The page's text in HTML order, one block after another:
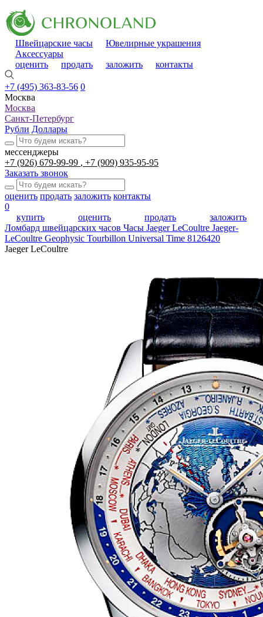
Швейцарские часы
Ювелирные украшения
Аксессуары
оценить
продать заложить контакты
+7 (495) 363-83-56 0
Москва
Москва
Санкт-Петербург
Рубли Доллары
мессенджеры
+7 (926) 679-99-99
+7 (909) 935-95-95
Заказать звонок
оценить продать заложить контакты
0
купить
оценить продать
заложить
Ломбард швейцарских часов Часы Jaeger LeCoultre Jaeger-
LeCoultre Geophysic Tourbillon Universal Time 8126420
Jaeger LeCoultre